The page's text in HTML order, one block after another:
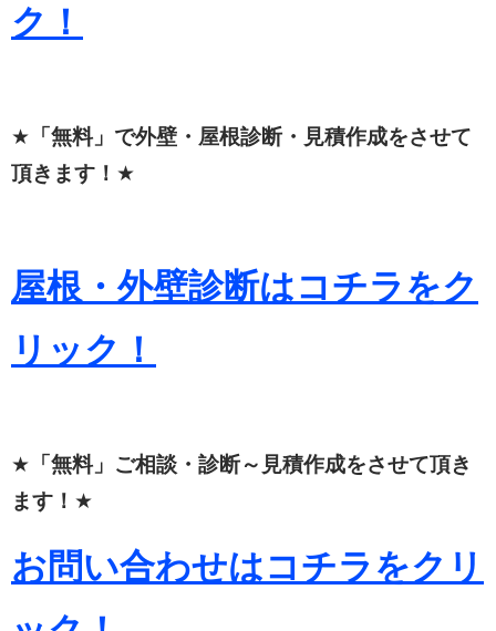
ク！
★ 「無料」で外壁・屋根診断・見積作成をさせて
頂きます！ ★
屋根・外壁診断はコチラをク
リック！
★ 「無料」ご相談・診断～見積作成をさせて頂き
ます！ ★
お問い合わせはコチラをクリ